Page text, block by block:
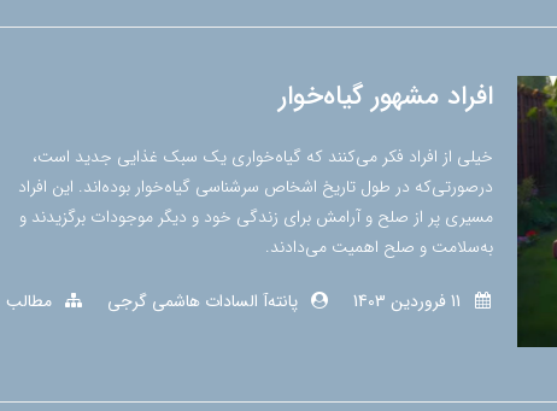
افراد مشهور گیاه‌خوار
خیلی از افراد فکر می‌کنند که گیاه‌خواری یک سبک غذایی جدید است،
درصورتی‌که در طول تاریخ اشخاص سرشناسی گیاه‌خوار بوده‌اند. این افراد
مسیری پر از صلح و آرامش برای زندگی خود و دیگر موجودات برگزیدند و
به‌سلامت و صلح اهمیت می‌دادند.
پانته‌آ السادات هاشمی گرجی مطالب